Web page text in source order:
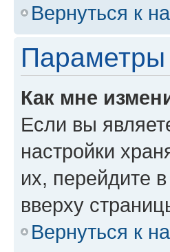
Вернуться к
Параметры
Как мне
Если вы
настройки
их, перейдите
вверху
Вернуться к